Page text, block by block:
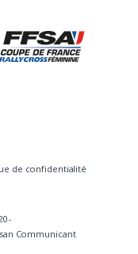
de confidentialité
-
Communicant